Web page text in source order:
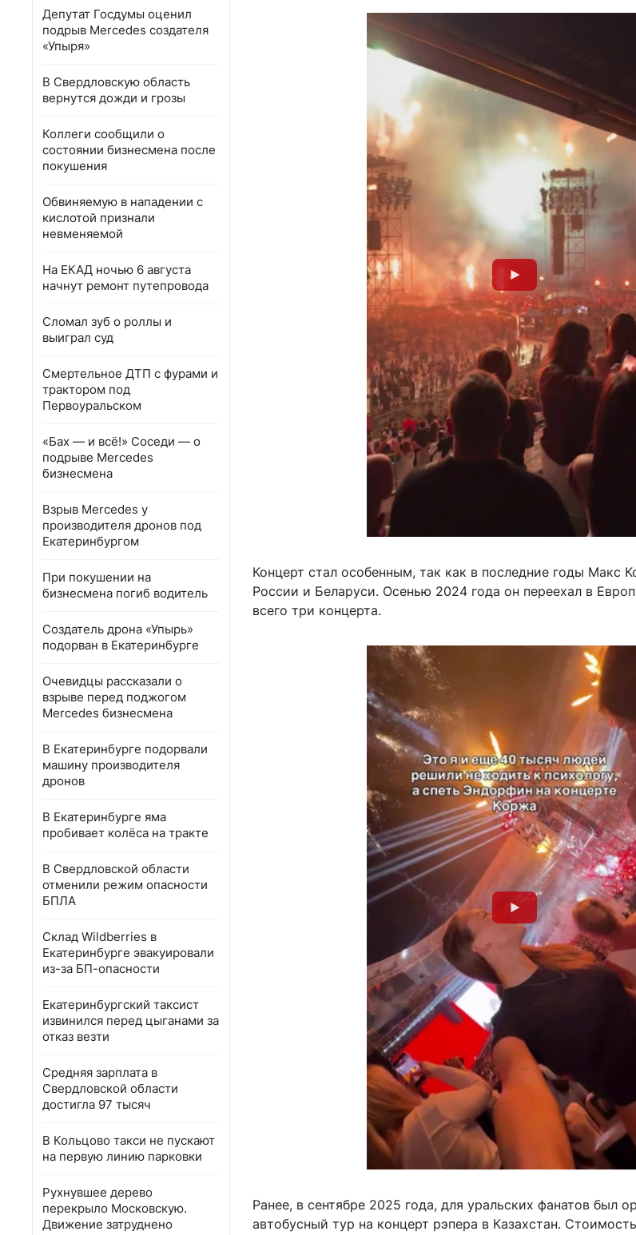
Депутат Госдумы оценил
подрыв Mercedes создателя
«Упыря»
В Свердловскую область
вернутся дожди и грозы
Коллеги сообщили о
состоянии бизнесмена после
покушения
Обвиняемую в нападении с
кислотой признали
невменяемой
На ЕКАД ночью 6 августа
начнут ремонт путепровода
Сломал зуб о роллы и
выиграл суд
Смертельное ДТП с фурами и
трактором под
Первоуральском
«Бах — и всё!» Соседи — о
подрыве Mercedes
бизнесмена
Взрыв Mercedes у
производителя дронов под
Екатеринбургом
При покушении на
бизнесмена погиб водитель
Создатель дрона «Упырь»
подорван в Екатеринбурге
Очевидцы рассказали о
взрыве перед поджогом
Mercedes бизнесмена
В Екатеринбурге подорвали
машину производителя
дронов
В Екатеринбурге яма
пробивает колёса на тракте
В Свердловской области
отменили режим опасности
БПЛА
Склад Wildberries в
Екатеринбурге эвакуировали
из-за БП-опасности
Екатеринбургский таксист
извинился перед цыганами за
отказ везти
Средняя зарплата в
Свердловской области
достигла 97 тысяч
В Кольцово такси не пускают
на первую линию парковки
Рухнувшее дерево
перекрыло Московскую.
Движение затруднено
Концерт стал особенным, так как в последние годы Макс
России и Беларуси. Осенью 2024 года он переехал в
всего три концерта.
Ранее, в сентябре 2025 года, для уральских фанатов был
автобусный тур на концерт рэпера в Казахстан.